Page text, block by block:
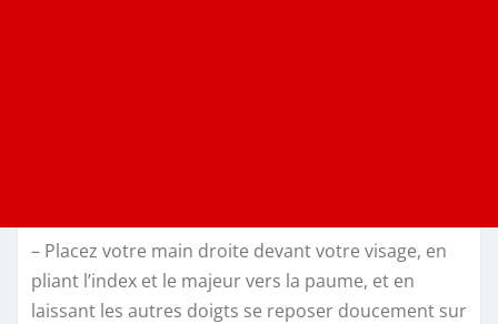
– Placez votre main droite devant votre visage, en
pliant l’index et le majeur vers la paume, et en
laissant les autres doigts se reposer doucement sur